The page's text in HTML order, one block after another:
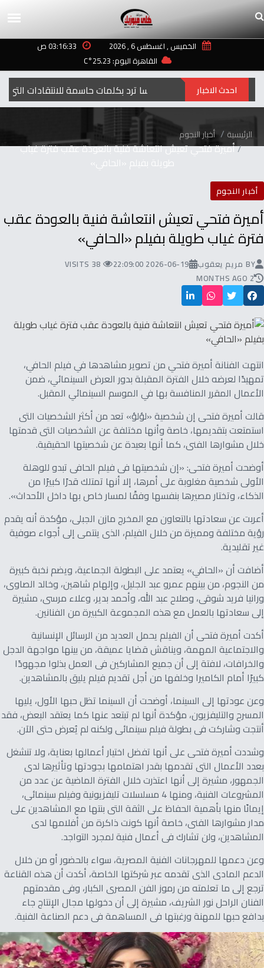
الخميس , اغسطس 6 , 2026
03:16:33 ص
القاهرة اليوم: 25.23°C
احدث الاخبار
الرئيسية أخبار النجوم
أميرة فتحي تعيش انتعاشة فنية بالعودة عقب فترة غياب
طويلة بفيلم «الحافي»
أخبار النجوم
أميرة فتحي تعيش انتعاشة فنية بالعودة عقب
فترة غياب طويلة بفيلم «الحافي»
BY مريم يعقوب 2026-06-19 22:09:00
38 VISITS
2 MONTHS AGO
انتهت الفنانة أميرة فتحي من تصوير مشاهدها في فيلم الحافي،
تمهيدًا لعرضه خلال الفترة المقبلة بدور العرض السينمائي، ضمن
الأعمال المقرر المنافسة بها في الموسم السينمائي المقبل.
قالت أميرة فتحى إن شخصية «لؤلؤ» تعد من أكثر الشخصيات التى
استمتعت بتقديمها، خاصة وأنها مختلفة عن الشخصيات التى قدمتها
خلال مشوارها الفنى، كما أنها بعيدة عن شخصيتها الحقيقية.
أوضحت أميرة فتحى: «إن شخصيتها فى فيلم الحافى تبدو للوهلة
الأولى شخصية مغلوبة على أمرها، إلا أنها تمتلك قدرًا كبيرًا من
الذكاء، وتختار مصيرها بنفسها وفقًا لمسار خاص بها داخل الأحداث».
أعربت عن سعادتها بالتعاون مع المخرج مازن الجبلى، مؤكدة أنه يقدم
رؤية مختلفة ومميزة من خلال الفيلم، الذى ينتمى إلى أجواء صوفية
غير تقليدية.
أضافت أن «الحافي» يعتمد على البطولة الجماعية، ويضم نخبة كبيرة
من النجوم، من بينهم عمرو عبد الجليل، وإلهام شاهين، وخالد الصاوى،
ورانيا فريد شوقى، وصلاح عبد الله، وأحمد بدير، وعلاء مرسى، مشيرة
إلى سعادتها بالعمل مع هذه المجموعة الكبيرة من الفنانين.
أكدت أميرة فتحى أن الفيلم يحمل العديد من الرسائل الإنسانية
والاجتماعية المهمة، ويناقش قضايا عميقة، من بينها مواجهة الدجل
والخرافات، لافتة إلى أن جميع المشاركين فى العمل بذلوا مجهودًا
كبيرًا أمام الكاميرا وخلفها من أجل تقديم فيلم يليق بالمشاهدين.
وعن عودتها إلى السينما، أوضحت أن السينما تظل حبها الأول، يليها
المسرح والتليفزيون، مؤكدة أنها لم تبتعد عنها كما يعتقد البعض، فقد
أنتجت وشاركت فى بطولة فيلم سينمائى ولكنه لم يُعرض حتى الآن.
وشددت أميرة فتحى على أنها تفضل اختيار أعمالها بعناية، ولا تنشغل
بعدد الأعمال التى تقدمها بقدر اهتمامها بجودتها وتأثيرها لدى
الجمهور، مشيرة إلى أنها اعتذرت خلال الفترة الماضية عن عدد من
المشروعات الفنية، ومنها 4 مسلسلات تليفزيونية وفيلم سينمائى،
إيمانًا منها بأهمية الحفاظ على الثقة التى بنتها مع المشاهدين على
مدار مشوارها الفنى، خاصة أنها كونت ذاكرة من أفلامها لدى
المشاهدين، ولن تشارك فى أعمال فنية لمجرد التواجد.
وعن دعمها للمهرجانات الفنية المصرية، سواء بالحضور أو من خلال
الدعم المادى الذى تقدمه عبر شركتها الخاصة، أكدت أن هذه القناعة
ترجع إلى ما تعلمته من رموز الفن المصرى الكبار، وفى مقدمتهم
الفنان الراحل نور الشريف، مشيرة إلى أن دخولها مجال الإنتاج جاء
بدافع حبها للمهنة ورغبتها فى المساهمة فى دعم الصناعة الفنية.